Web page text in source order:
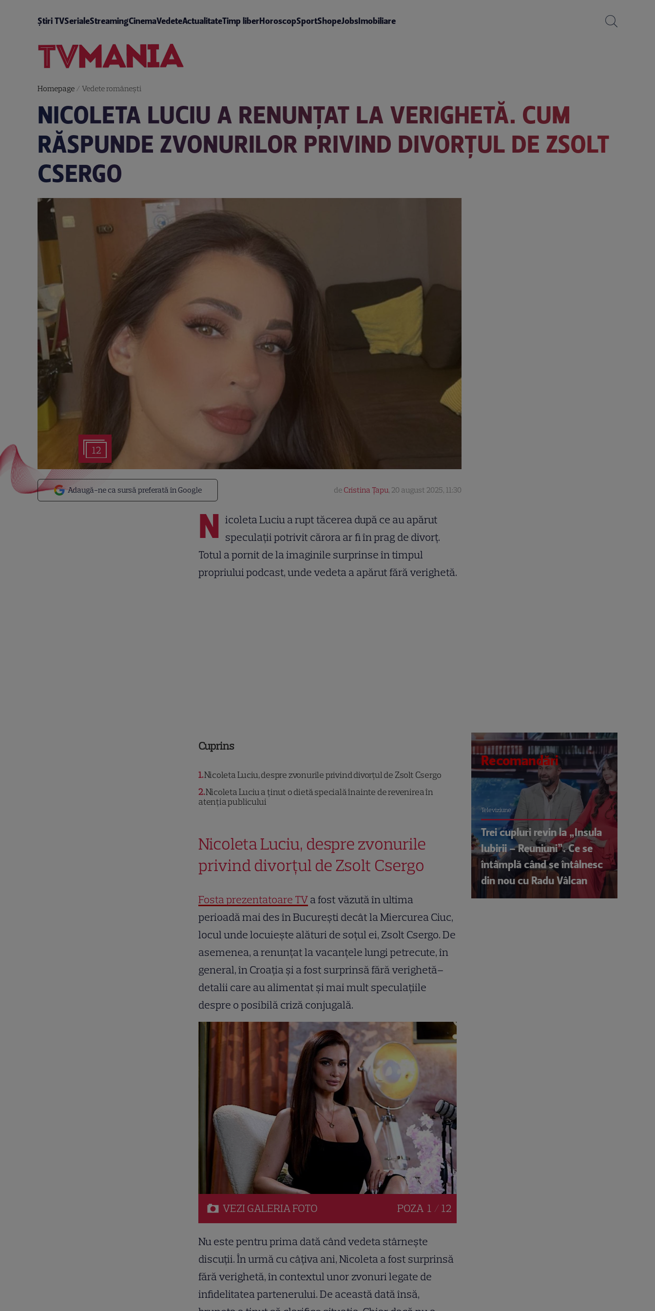
Știri TVSerialeStreamingCinemaVedeteActualitateTimp liberHoroscopSportShopeJobsImobiliare
Homepage/ Vedete româneşti
NICOLETA LUCIU A RENUNȚAT LA VERIGHETĂ. CUM
RĂSPUNDE ZVONURILOR PRIVIND DIVORȚUL DE ZSOLT
CSERGO
12
Adaugă-ne ca sursă preferată în Google de Cristina Țapu, 20 august 2025, 11:30
N icoleta Luciu a rupt tăcerea după ce au apărut
speculații potrivit cărora ar fi în prag de divorț.
Totul a pornit de la imaginile surprinse în timpul
propriului podcast, unde vedeta a apărut fără verighetă.
Cuprins
1Nicoleta Luciu, despre zvonurile privind divorțul de Zsolt Csergo
2Nicoleta Luciu a ținut o dietă specială înainte de revenirea în
atenția publicului
Nicoleta Luciu, despre zvonurile
privind divorțul de Zsolt Csergo
Fosta prezentatoare TVa fost văzută în ultima
perioadă mai des în București decât la Miercurea Ciuc,
locul unde locuiește alături de soțul ei, Zsolt Csergo. De
asemenea, a renunțat la vacanțele lungi petrecute, în
general, în Croația și a fost surprinsă fără verighetă–
detalii care au alimentat și mai mult speculațiile
despre o posibilă criză conjugală.
VEZI GALERIAFOTO POZA 1 / 12
Nu este pentru prima dată când vedeta stârnește
discuții. În urmă cu câțiva ani, Nicoleta a fost surprinsă
fără verighetă, în contextul unor zvonuri legate de
infidelitatea partenerului. De această dată însă,
Recomandări
Televiziune
Trei cupluri revin la „Insula
Iubirii – Reuniuni”. Ce se
întâmplă când se întâlnesc
din nou cu Radu Vâlcan